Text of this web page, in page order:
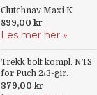
Clutchnav Maxi K
899,00 kr
Les mer her »
Trekk bolt kompl. NTS
for Puch 2/3-gir.
379,00 kr